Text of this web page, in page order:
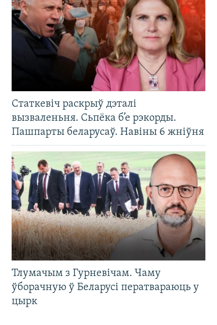
Статкевіч раскрыў дэталі
вызваленьня. Сьпёка б’е рэкорды.
Пашпарты беларусаў. Навіны 6 жніўня
Тлумачым з Гурневічам. Чаму
ўборачную ў Беларусі ператвараюць у
цырк